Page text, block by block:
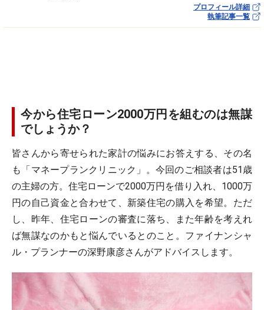
プロフィール詳細
執筆記事一覧
今から住宅ローン2000万円を組むのは無謀
でしょうか？
皆さんから寄せられた家計の悩みにお答えする、その名
も「マネープランクリニック」。今回のご相談者は51歳
の主婦の方。住宅ローンで2000万円を借り入れ、1000万
円の自己資金と合わせて、新築住宅の購入を希望。ただ
し、昨年、住宅ローンの審査に落ち、また年齢を考えれ
ば無謀なのかもと悩んでいるとのこと。ファイナンシャ
ル・プランナーの深野康彦さんがアドバイスします。